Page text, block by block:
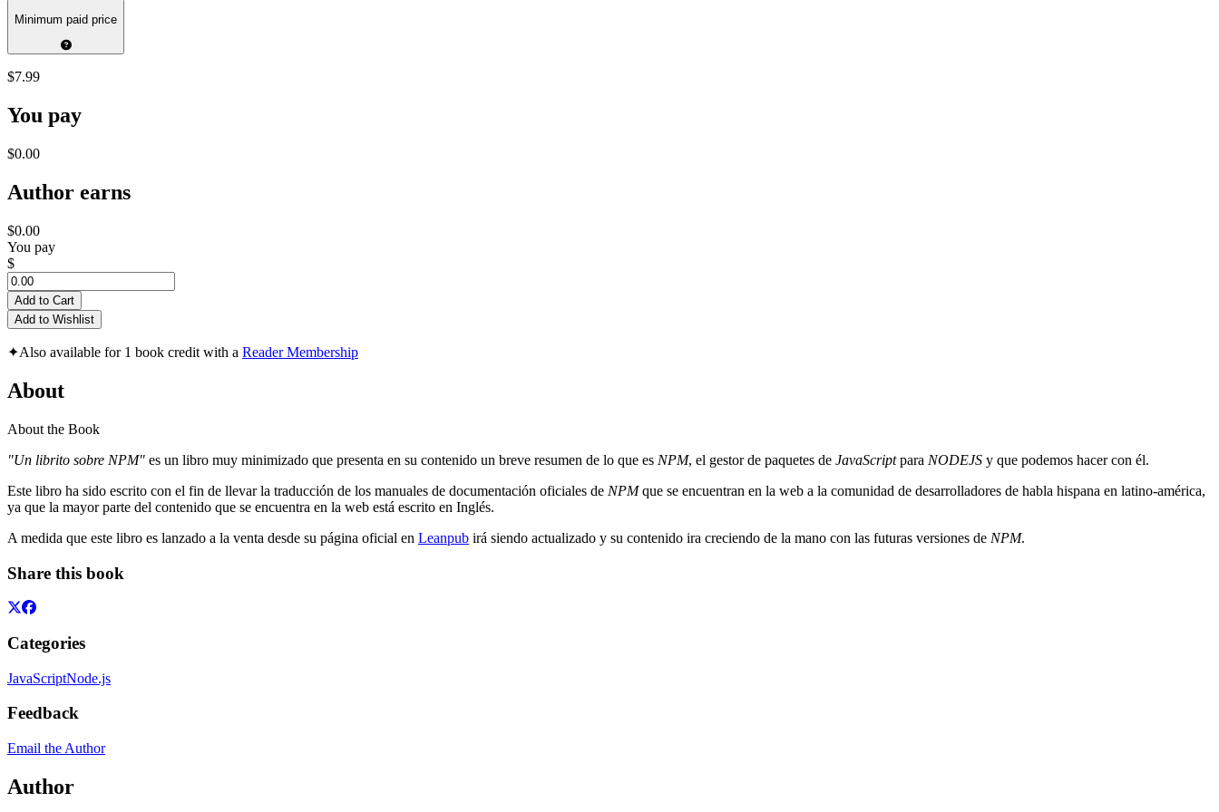
Minimum paid price
$7.99
You pay
$0.00
Author earns
$0.00
You pay
$
Add to Cart
Add to Wishlist
✦Also available for 1 book credit with a Reader Membership
About
About the Book
"Un librito sobre NPM" es un libro muy minimizado que presenta en su contenido un breve resumen de lo que es NPM, el gestor de paquetes de JavaScriptpara NODEJS y que podemos hacer con él.
Este libro ha sido escrito con el fin de llevar la traducción de los manuales de documentación oficiales de NPMque se encuentran en la web a la comunidad de desarrolladores de habla hispana en latino-américa,
ya que la mayor parte del contenido que se encuentra en la web está escrito en Inglés.
A medida que este libro es lanzado a la venta desde su página oficial en Leanpub irá siendo actualizado y su contenido ira creciendo de la mano con las futuras versiones de NPM.
Share this book
Categories
JavaScriptNode.js
Feedback
Email the Author
Author